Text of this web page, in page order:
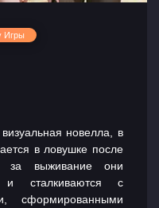
Игры
новелла, в
в ловушке после
за выживание они
сталкиваются с
сформированными